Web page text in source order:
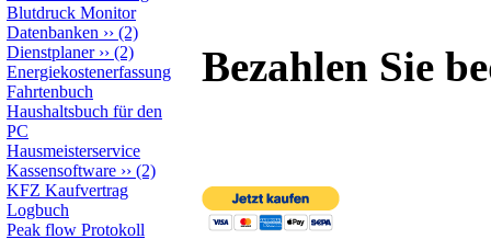
Blutdruck Monitor
Datenbanken ›› (2)
Dienstplaner›› (2)
Energiekostenerfassung
Fahrtenbuch
Haushaltsbuch für den
PC
Hausmeisterservice
Kassensoftware ›› (2)
KFZ Kaufvertrag
Logbuch
Peak flow Protokoll
Bezahlen Sie